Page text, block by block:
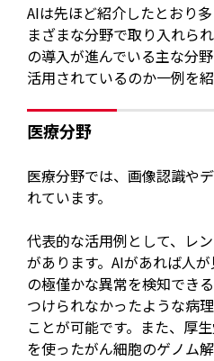
AIは先ほど紹介したとおり
まざまな分野で取り入れら
の導入が進んでいる主な分
活用されているのか一例を紹
医療分野
医療分野では、画像認識や
れています。
代表的な活用例として、レ
があります。AIがあれば人
の極僅かな異常を検知でき
つけられなかったような病
ことが可能です。また、厚
を使ったがん細胞のゲノム